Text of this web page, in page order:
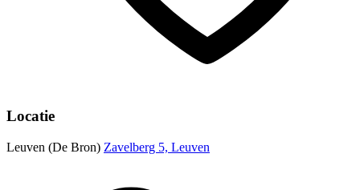
Locatie
Leuven (De Bron) Zavelberg 5, Leuven